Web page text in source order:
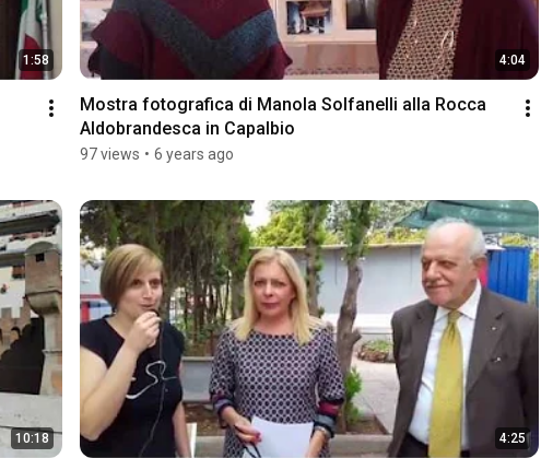
1:58 4:04
Mostra fotografica di Manola Solfanelli alla Rocca
Aldobrandesca in Capalbio
97 views • 6 years ago
10:18 4:25